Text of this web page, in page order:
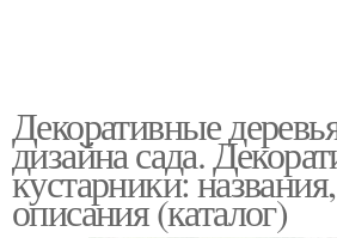
Декоративные
дизайна сада.
кустарники:
описания (каталог)